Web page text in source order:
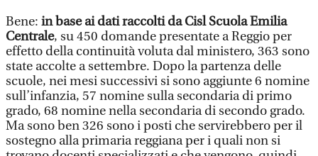
Bene: in base ai dati raccolti da Cisl Scuola Emilia
Centrale, su 450 domande presentate a Reggio per
effetto della continuità voluta dal ministero, 363 sono
state accolte a settembre. Dopo la partenza delle
scuole, nei mesi successivi si sono aggiunte 6 nomine
sull’infanzia, 57 nomine sulla secondaria di primo
grado, 68 nomine nella secondaria di secondo grado.
Ma sono ben 326 sono i posti che servirebbero per il
sostegno alla primaria reggiana per i quali non si